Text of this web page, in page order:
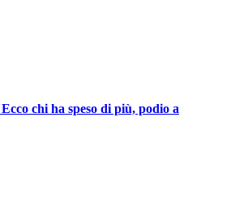
chi ha speso di più, podio a